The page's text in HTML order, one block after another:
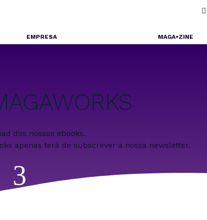

EMPRESA MAGA•ZINE
dos nossos ebooks.
apenas terá de subscrever a nossa newsletter.
3